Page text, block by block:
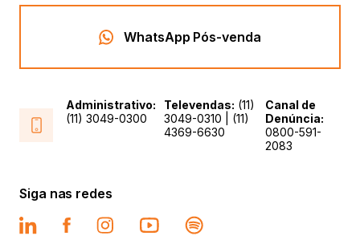
WhatsApp Pós-venda
Administrativo:
(11) 3049-0300
Televendas: (11)
3049-0310 | (11)
4369-6630
Canal de
Denúncia:
0800-591-
2083
Siga nas redes